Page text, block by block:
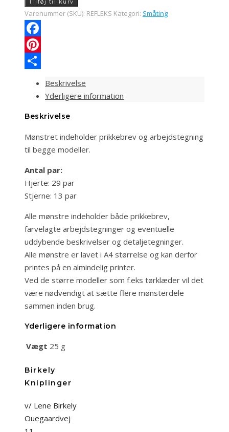
antal
Varenummer (SKU): REFLEKS Kategori: Småting
Facebook
Pinterest
Beskrivelse
Yderligere information
Beskrivelse
Mønstret indeholder prikkebrev og arbejdstegning
til begge modeller.
Antal par:
Hjerte: 29 par
Stjerne: 13 par
Alle mønstre indeholder både prikkebrev,
farvelagte arbejdstegninger og eventuelle
uddybende beskrivelser og detaljetegninger.
Alle mønstre er lavet i A4 størrelse og kan derfor
printes på en almindelig printer.
Ved de større modeller som f.eks tørklæder vil det
være nødvendigt at sætte flere mønsterdele
sammen inden brug.
Yderligere information
Vægt 25 g
Birkely
Kniplinger
v/ Lene Birkely
Ouegaardvej